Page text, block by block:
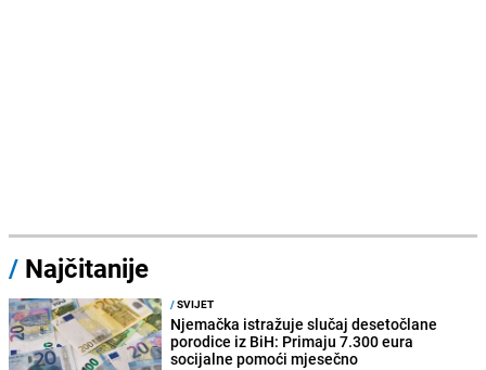
/ Najčitanije
/SVIJET
Njemačka istražuje slučaj desetočlane
porodice iz BiH: Primaju 7.300 eura
socijalne pomoći mjesečno